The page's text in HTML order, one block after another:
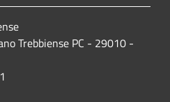
Trebbiense PC - 29010 -